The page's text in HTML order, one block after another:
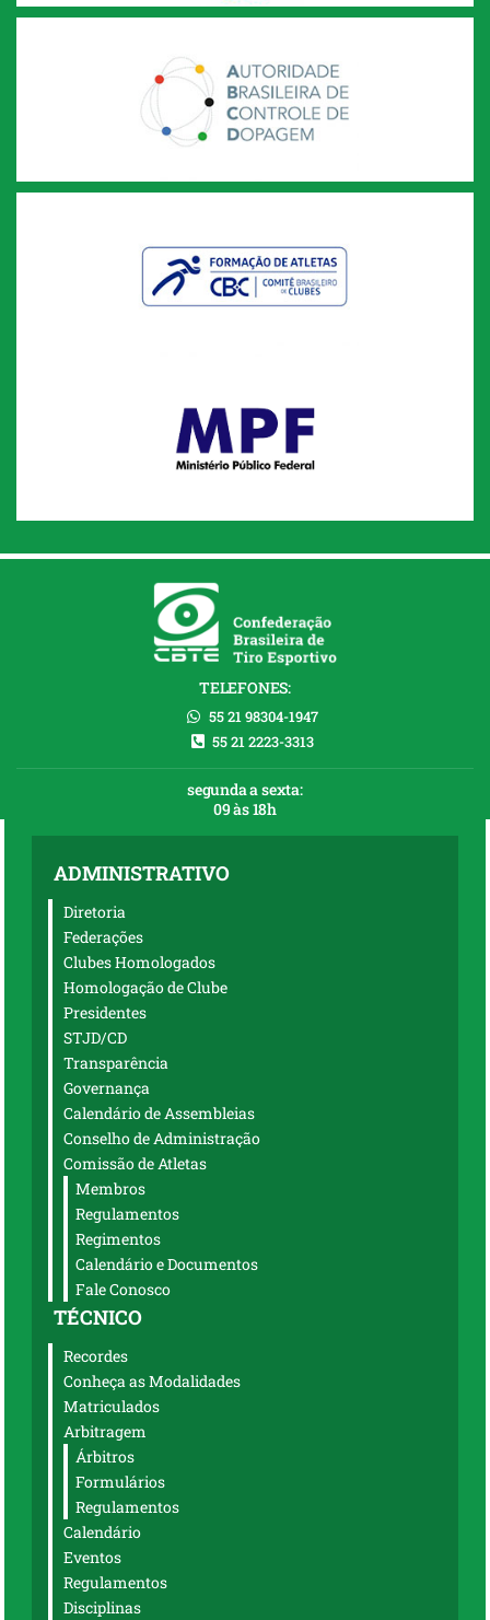
TELEFONES:
55 21 98304-1947
55 21 2223-3313
segunda a sexta:
09 às 18h
ADMINISTRATIVO
Diretoria
Federações
Clubes Homologados
Homologação de Clube
Presidentes
STJD/CD
Transparência
Governança
Calendário de Assembleias
Conselho de Administração
Comissão de Atletas
Membros
Regulamentos
Regimentos
Calendário e Documentos
Fale Conosco
TÉCNICO
Recordes
Conheça as Modalidades
Matriculados
Arbitragem
Árbitros
Formulários
Regulamentos
Calendário
Eventos
Regulamentos
Disciplinas